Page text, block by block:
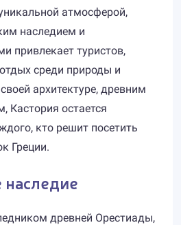
атмосферой,
наследием и
привлекает туристов,
среди природы и
архитектуре, древним
Кастория остается
кто решит посетить
Греции.
наследие
древней Орестиады,